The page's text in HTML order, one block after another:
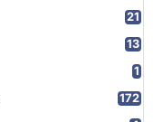
21
13
1
172